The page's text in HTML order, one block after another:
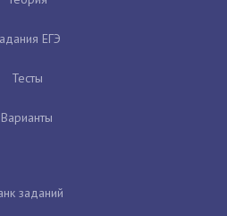
ЕГЭ
Тесты
Варианты
заданий